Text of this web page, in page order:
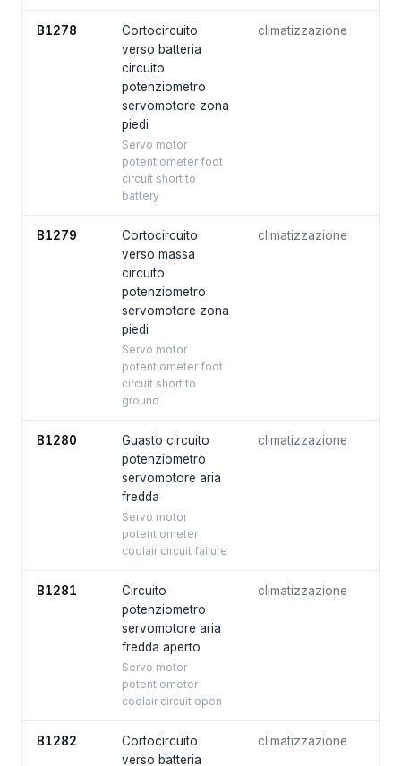
B1278
Cortocircuito
verso batteria
circuito
potenziometro
servomotore zona
piedi
Servo motor
potentiometer foot
circuit short to
battery
climatizzazione
B1279
Cortocircuito
verso massa
circuito
potenziometro
servomotore zona
piedi
Servo motor
potentiometer foot
circuit short to
ground
climatizzazione
B1280
Guasto circuito
potenziometro
servomotore aria
fredda
Servo motor
potentiometer
coolair circuit failure
climatizzazione
B1281
Circuito
potenziometro
servomotore aria
fredda aperto
Servo motor
potentiometer
coolair circuit open
climatizzazione
B1282
Cortocircuito
verso batteria
climatizzazione